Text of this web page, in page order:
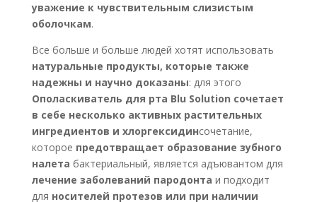
уважение к чувствительным слизистым
оболочкам.
Все больше и больше людей хотят использовать
натуральные продукты, которые также
надежны и научно доказаны: для этого
Ополаскиватель для рта Blu Solution сочетает
в себе несколько активных растительных
ингредиентов и хлоргексидинсочетание,
которое предотвращает образование зубного
налета бактериальный, является адъювантом для
лечение заболеваний пародонта и подходит
для носителей протезов или при наличии